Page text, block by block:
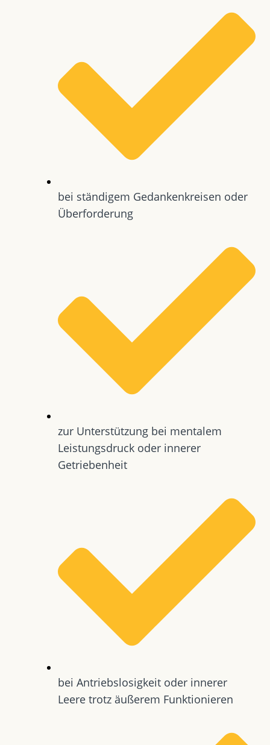
bei ständigem Gedankenkreisen oder
Überforderung
zur Unterstützung bei mentalem
Leistungsdruck oder innerer
Getriebenheit
bei Antriebslosigkeit oder innerer
Leere trotz äußerem Funktionieren